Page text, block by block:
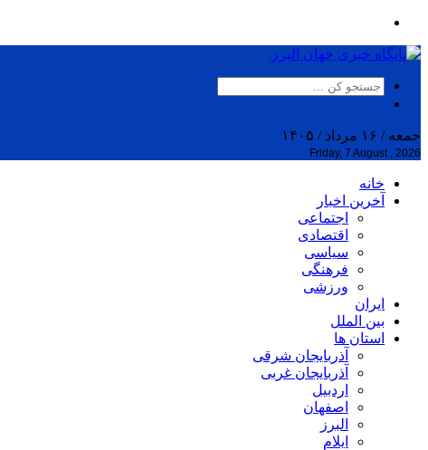
جمعه / ۱۶ مرداد / ۱۴۰۵
Friday, 7 August , 2026
خانه
آخرین اخبار
اجتماعی
اقتصادی
سیاسی
فرهنگی
ورزشی
ایران
بین الملل
استان ها
آذربایجان شرقی
آذربایجان غربی
اردبیل
اصفهان
البرز
ایلام